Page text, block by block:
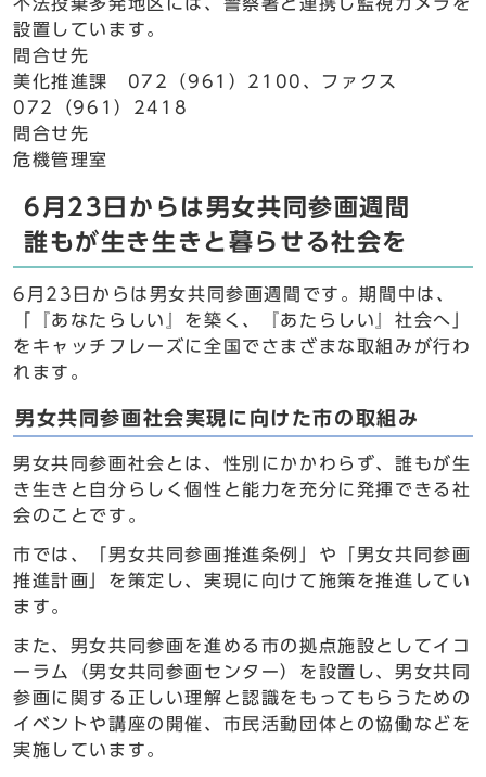
設置しています。
問合せ先
美化推進課 072（961）2100、ファクス
072（961）2418
問合せ先
危機管理室
6月23日からは男女共同参画週間
誰もが生き生きと暮らせる社会を
6月23日からは男女共同参画週間です。期間中は、
「『あなたらしい』を築く、『あたらしい』社会へ」
をキャッチフレーズに全国でさまざまな取組みが行わ
れます。
男女共同参画社会実現に向けた市の取組み
男女共同参画社会とは、性別にかかわらず、誰もが生
き生きと自分らしく個性と能力を充分に発揮できる社
会のことです。
市では、「男女共同参画推進条例」や「男女共同参画
推進計画」を策定し、実現に向けて施策を推進してい
ます。
また、男女共同参画を進める市の拠点施設としてイコ
ーラム（男女共同参画センター）を設置し、男女共同
参画に関する正しい理解と認識をもってもらうための
イベントや講座の開催、市民活動団体との協働などを
実施しています。